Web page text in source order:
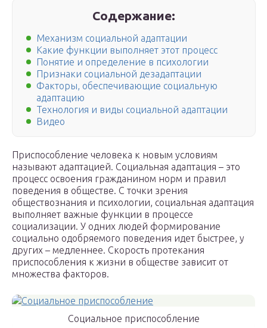
Содержание:
Механизм социальной адаптации
Какие функции выполняет этот процесс
Понятие и определение в психологии
Признаки социальной дезадаптации
Факторы, обеспечивающие социальную
адаптацию
Технология и виды социальной адаптации
Видео
Приспособление человека к новым условиям
называют адаптацией. Социальная адаптация – это
процесс освоения гражданином норм и правил
поведения в обществе. С точки зрения
обществознания и психологии, социальная адаптация
выполняет важные функции в процессе
социализации. У одних людей формирование
социально одобряемого поведения идет быстрее, у
других – медленнее. Скорость протекания
приспособления к жизни в обществе зависит от
множества факторов.
Социальное приспособление